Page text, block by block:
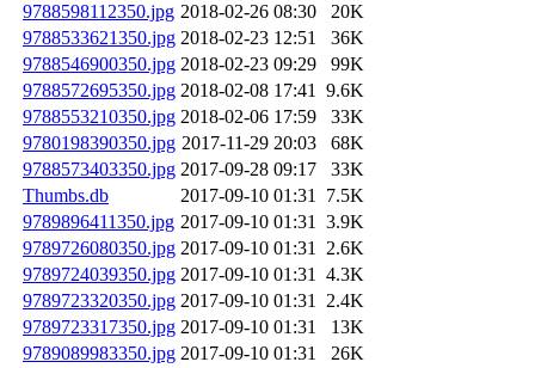
9788598112350.jpg 2018-02-26 08:30
20K
9788533621350.jpg 2018-02-23 12:51
36K
9788546900350.jpg 2018-02-23 09:29
99K
9788572695350.jpg 2018-02-08 17:41 9.6K
9788553210350.jpg 2018-02-06 17:59
33K
9780198390350.jpg 2017-11-29 20:03
68K
9788573403350.jpg 2017-09-28 09:17
33K
Thumbs.db
2017-09-10 01:31 7.5K
9789896411350.jpg 2017-09-10 01:31 3.9K
9789726080350.jpg 2017-09-10 01:31 2.6K
9789724039350.jpg 2017-09-10 01:31 4.3K
9789723320350.jpg 2017-09-10 01:31 2.4K
9789723317350.jpg 2017-09-10 01:31
13K
9789089983350.jpg 2017-09-10 01:31
26K